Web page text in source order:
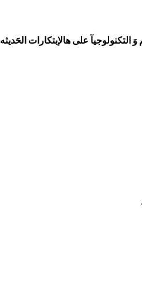
على هالإبتكارات الحَديثه